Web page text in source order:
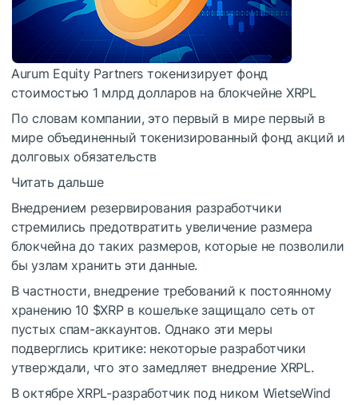
Aurum Equity Partners токенизирует фонд
стоимостью 1 млрд долларов на блокчейне XRPL
По словам компании, это первый в мире первый в
мире объединенный токенизированный фонд акций и
долговых обязательств
Читать дальше
Внедрением резервирования разработчики
стремились предотвратить увеличение размера
блокчейна до таких размеров, которые не позволили
бы узлам хранить эти данные.
В частности, внедрение требований к постоянному
хранению 10 $XRPв кошельке защищало сеть от
пустых спам-аккаунтов. Однако эти меры
подверглись критике: некоторые разработчики
утверждали, что это замедляет внедрение XRPL.
В октябре XRPL-разработчик под ником WietseWind